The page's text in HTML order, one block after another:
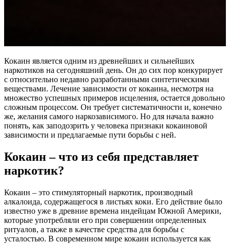
Кокаин является одним из древнейших и сильнейших
наркотиков на сегодняшний день. Он до сих пор конкурирует
с относительно недавно разработанными синтетическими
веществами. Лечение зависимости от кокаина, несмотря на
множество успешных примеров исцеления, остается довольно
сложным процессом. Он требует систематичности и, конечно
же, желания самого наркозависимого. Но для начала важно
понять, как заподозрить у человека признаки кокаиновой
зависимости и предлагаемые пути борьбы с ней.
Кокаин – что из себя представляет
наркотик?
Кокаин – это стимуляторный наркотик, производный
алкалоида, содержащегося в листьях коки. Его действие было
известно уже в древние времена индейцам Южной Америки,
которые употребляли его при совершении определенных
ритуалов, а также в качестве средства для борьбы с
усталостью. В современном мире кокаин используется как